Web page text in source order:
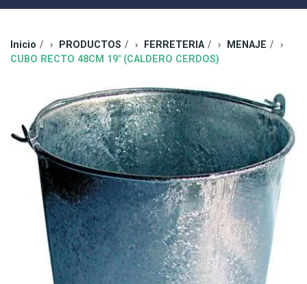
Inicio PRODUCTOS FERRETERIA
MENAJE
CUBO RECTO 48CM 19" (CALDERO CERDOS)